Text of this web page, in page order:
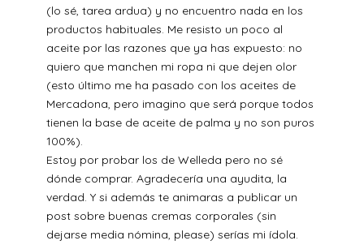
(lo sé, tarea ardua) y no encuentro nada en los
productos habituales. Me resisto un poco al
aceite por las razones que ya has expuesto: no
quiero que manchen mi ropa ni que dejen olor
(esto último me ha pasado con los aceites de
Mercadona, pero imagino que será porque todos
tienen la base de aceite de palma y no son puros
100%).
Estoy por probar los de Welleda pero no sé
dónde comprar. Agradecería una ayudita, la
verdad. Y si además te animaras a publicar un
post sobre buenas cremas corporales (sin
dejarse media nómina, please) serías mi ídola.